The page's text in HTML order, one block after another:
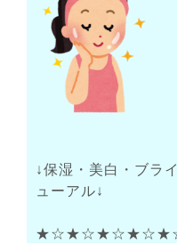
↓保湿・美白・ブラ
ューアル↓